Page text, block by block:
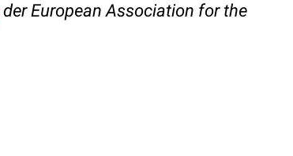
der European Association for the